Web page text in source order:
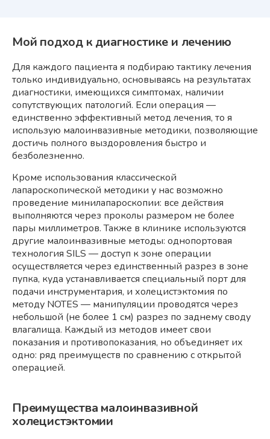
Мой подход к диагностике и лечению
Для каждого пациента я подбираю тактику лечения
только индивидуально, основываясь на результатах
диагностики, имеющихся симптомах, наличии
сопутствующих патологий. Если операция —
единственно эффективный метод лечения, то я
использую малоинвазивные методики, позволяющие
достичь полного выздоровления быстро и
безболезненно.
Кроме использования классической
лапароскопической методики у нас возможно
проведение минилапароскопии: все действия
выполняются через проколы размером не более
пары миллиметров. Также в клинике используются
другие малоинвазивные методы: однопортовая
технология SILS — доступ к зоне операции
осуществляется через единственный разрез в зоне
пупка, куда устанавливается специальный порт для
подачи инструментария, и холецистэктомия по
методу NOTES — манипуляции проводятся через
небольшой (не более 1 см) разрез по заднему своду
влагалища. Каждый из методов имеет свои
показания и противопоказания, но объединяет их
одно: ряд преимуществ по сравнению с открытой
операцией.
Преимущества малоинвазивной
холецистэктомии